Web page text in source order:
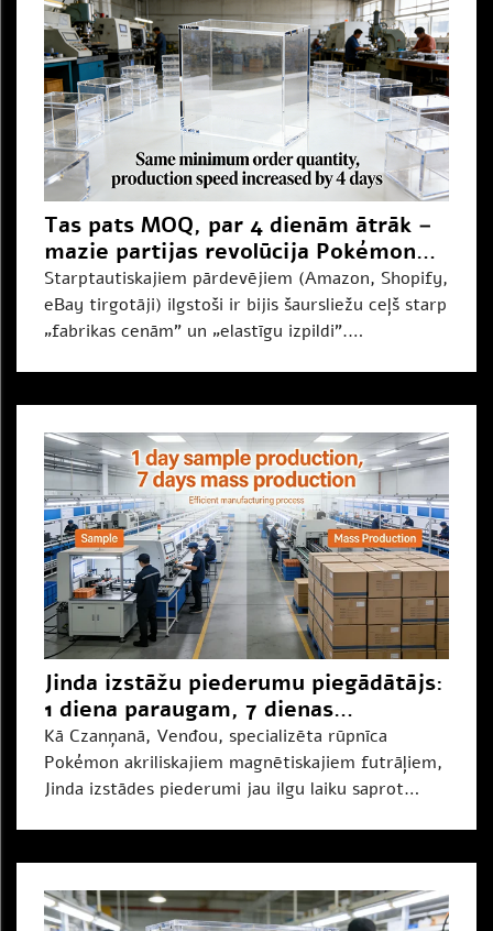
Tas pats MOQ, par 4 dienām ātrāk –
mazie partijas revolūcija Pokémon
preču pārdevējiem
Starptautiskajiem pārdevējiem (Amazon, Shopify,
eBay tirgotāji) ilgstoši ir bijis šaursliežu ceļš starp
„fabrikas cenām” un „elastīgu izpildi”.
Jinda izstāžu piederumu piegādātājs:
1 diena paraugam, 7 dienas
masražošanai – ātriniet savu
Pokémon preču izlaidumu
Kā Czanņanā, Venđou, specializēta rūpnīca
Pokémon akriliskajiem magnētiskajiem futrāļiem,
Jinda izstādes piederumi jau ilgu laiku saprot
tradicionālā pasūtījuma ražošana...